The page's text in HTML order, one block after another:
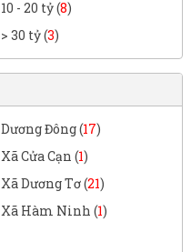
10 - 20 tỷ (8)
> 30 tỷ (3)
Dương Đông (17)
Xã Cửa Cạn (1)
Xã Dương Tơ (21)
Xã Hàm Ninh (1)